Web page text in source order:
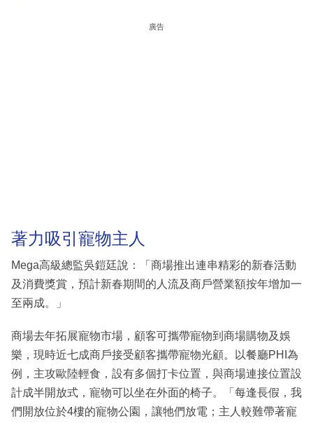
廣告
著力吸引寵物主人
Mega高級總監吳鎧廷說：「商場推出連串精彩的新春活動
及消費獎賞，預計新春期間的人流及商戶營業額按年增加一
至兩成。」
商場去年拓展寵物市場，顧客可攜帶寵物到商場購物及娛
樂，現時近七成商戶接受顧客攜帶寵物光顧。以餐廳PHI為
例，主攻歐陸輕食，設有多個打卡位置，與商場連接位置設
計成半開放式，寵物可以坐在外面的椅子。「每逢長假，我
們開放位於4樓的寵物公園，讓牠們放電；主人較難帶著寵